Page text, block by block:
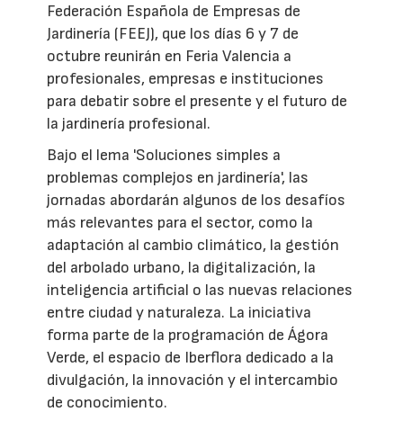
Federación Española de Empresas de
Jardinería (FEEJ), que los días 6 y 7 de
octubre reunirán en Feria Valencia a
profesionales, empresas e instituciones
para debatir sobre el presente y el futuro de
la jardinería profesional.
Bajo el lema 'Soluciones simples a
problemas complejos en jardinería', las
jornadas abordarán algunos de los desafíos
más relevantes para el sector, como la
adaptación al cambio climático, la gestión
del arbolado urbano, la digitalización, la
inteligencia artificial o las nuevas relaciones
entre ciudad y naturaleza. La iniciativa
forma parte de la programación de Ágora
Verde, el espacio de Iberflora dedicado a la
divulgación, la innovación y el intercambio
de conocimiento.